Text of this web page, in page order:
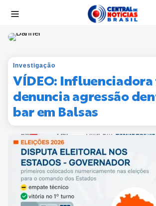
Investigação
VÍDEO:
denuncia agressão
bar em Balsas